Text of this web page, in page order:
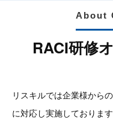
About
RACI研修
リスキルでは企業様から
に対応し実施しております